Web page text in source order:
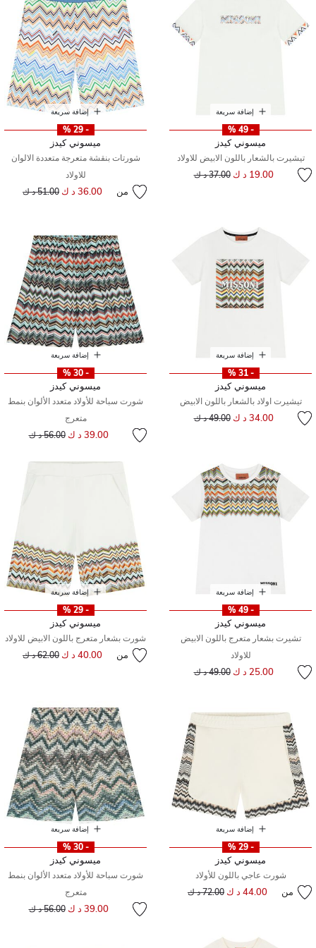
إضافة سريعة
- 49 %
ميسوني كيدز
تيشيرت بالشعار باللون الابيض للاولاد
19.00 د ك سعر مخفض من
37.00 د ك
إضافة سريعة
- 29 %
ميسوني كيدز
شورتات بنقشة متعرجة متعددة الالوان
للاولاد
من 36.00 د ك سعر مخفض من
51.00 د ك إلى
إضافة سريعة
- 31 %
ميسوني كيدز
تيشيرت اولاد بالشعار باللون الابيض
34.00 د ك سعر مخفض من
49.00 د ك
إضافة سريعة
- 30 %
ميسوني كيدز
شورت سباحة للأولاد متعدد الألوان بنمط
متعرج
39.00 د ك سعر مخفض من
56.00 د ك إلى
إضافة سريعة
- 49 %
ميسوني كيدز
تشيرت بشعار متعرج باللون الابيض
للاولاد
25.00 د ك سعر مخفض من
49.00 د ك
إضافة سريعة
- 29 %
ميسوني كيدز
شورت بشعار متعرج باللون الابيض للاولاد
من 40.00 د ك سعر مخفض من
62.00 د ك إلى
إضافة سريعة
- 29 %
ميسوني كيدز
شورت عاجي باللون للأولاد
من 44.00 د ك سعر مخفض من
72.00 د ك
إضافة سريعة
- 30 %
ميسوني كيدز
شورت سباحة للأولاد متعدد الألوان بنمط
متعرج
39.00 د ك سعر مخفض من
56.00 د ك إلى